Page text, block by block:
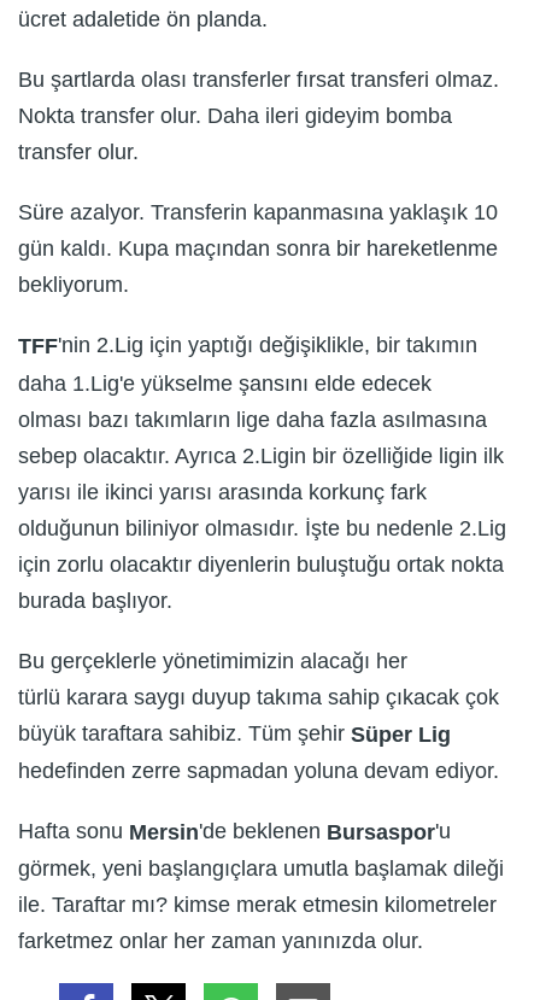
ücret adaletide ön planda.
Bu şartlarda olası transferler fırsat transferi olmaz.
Nokta transfer olur. Daha ileri gideyim bomba
transfer olur.
Süre azalyor. Transferin kapanmasına yaklaşık 10
gün kaldı. Kupa maçından sonra bir hareketlenme
bekliyorum.
TFF'nin 2.Lig için yaptığı değişiklikle, bir takımın
daha 1.Lig'e yükselme şansını elde edecek
olması bazı takımların lige daha fazla asılmasına
sebep olacaktır. Ayrıca 2.Ligin bir özelliğide ligin ilk
yarısı ile ikinci yarısı arasında korkunç fark
olduğunun biliniyor olmasıdır. İşte bu nedenle 2.Lig
için zorlu olacaktır diyenlerin buluştuğu ortak nokta
burada başlıyor.
Bu gerçeklerle yönetimimizin alacağı her
türlü karara saygı duyup takıma sahip çıkacak çok
büyük taraftara sahibiz. Tüm şehir Süper Lig
hedefinden zerre sapmadan yoluna devam ediyor.
Hafta sonu Mersin'de beklenen Bursaspor'u
görmek, yeni başlangıçlara umutla başlamak dileği
ile. Taraftar mı? kimse merak etmesin kilometreler
farketmez onlar her zaman yanınızda olur.